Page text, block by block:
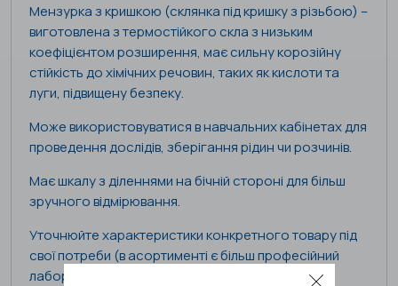
Мензурка з кришкою (склянка під кришку з різьбою) –
виготовлена з термостійкого скла з низьким
коефіцієнтом розширення, має сильну корозійну
стійкість до хімічних речовин, таких як кислоти та
луги, підвищену безпеку.
Може використовуватися в навчальних кабінетах для
проведення дослідів, зберігання рідин чи розчинів.
Має шкалу з діленнями на бічній стороні для більш
зручного відмірювання.
Уточнюйте характеристики конкретного товару під
свої потреби (в асортименті є більш професійний
лабораторний посуд для шкільних потреб)!